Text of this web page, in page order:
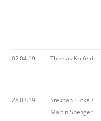
02.04.19 Thomas Krefeld
28.03.19
Stephan Lücke /
Martin Spenger